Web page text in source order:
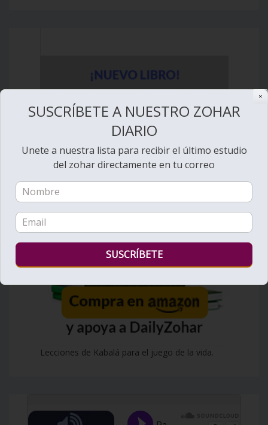
Lecciones de Kabalá para el juego de la vida.
✕
SUSCRÍBETE A NUESTRO ZOHAR
DIARIO
Unete a nuestra lista para recibir el último estudio
del zohar directamente en tu correo